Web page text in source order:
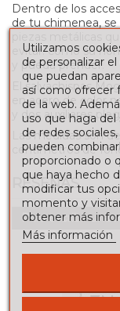
Dentro de los
de tu chimenea, se
evitar. como su
y pueda prender.
El salvachispas
en acero de color
y dos auxiliares
Las medidas son
centímetros de
RESEÑAS
Para escribir una
Utilizamos
de personalizar
que puedan
así como ofrecer
de la web.
uso que haga
de redes
pueden
proporcionado o
que haya hecho
modificar tus
momento y
obtener más
Más información